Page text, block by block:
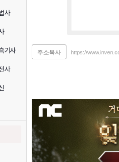
사
기사
사
주소복사 https://